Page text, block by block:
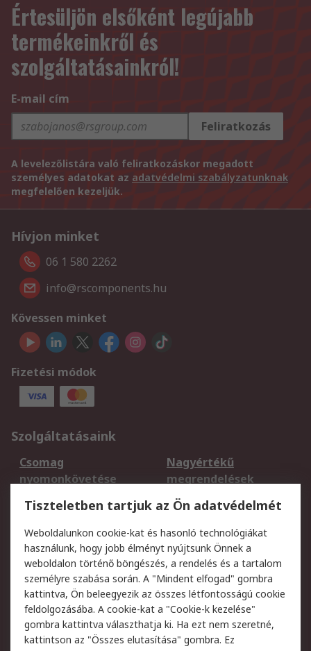
Értesüljön elsőként legújabb
termékeinkről és
szolgáltatásainkról!
E-mail cím
Feliratkozás
A levelezőlistára való feliratkozáskor megadott
személyes adatokat az adatvédelmi szabályzatunknak
megfelelően kezeljük.
Hívjon minket
06 1 580 2262
info@rscomponents.hu
Kövessen minket
Fizetési módok
Szolgáltatásaink
Csomag
nyomonkövetése
Nagyértékű
megrendelések
Regisztráció
Szállítás
Termékvisszaküldés
Szolgáltatások
Jogi
Adatvédelmi
szabályzat
Az RS értékesítési
feltételei
Cookie szabályzat
Email biztonság
Tiszteletben tartjuk az Ön adatvédelmét
Weboldalunkon cookie-kat és hasonló technológiákat
használunk, hogy jobb élményt nyújtsunk Önnek a
weboldalon történő böngészés, a rendelés és a tartalom
személyre szabása során. A "Mindent elfogad" gombra
kattintva, Ön beleegyezik az összes létfontosságú cookie
feldolgozásába. A cookie-kat a "Cookie-k kezelése"
gombra kattintva választhatja ki. Ha ezt nem szeretné,
kattintson az "Összes elutasítása" gombra. Ez